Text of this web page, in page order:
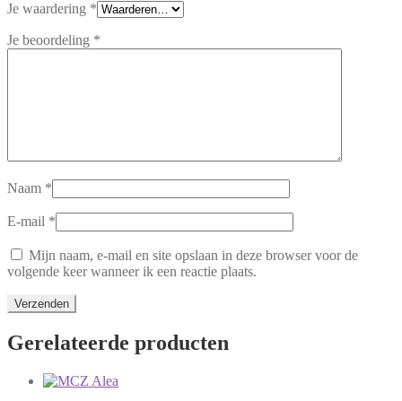
Je waardering *
Je beoordeling *
Naam *
E-mail *
Mijn naam, e-mail en site opslaan in deze browser voor de
volgende keer wanneer ik een reactie plaats.
Gerelateerde producten